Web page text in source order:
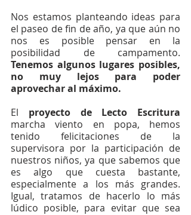
Nos estamos planteando ideas para
el paseo de fin de año, ya que aún no
nos es posible pensar en la
Tenemos algunos lugares posibles,
no muy lejos para poder
aprovechar al máximo.
El proyecto de Lecto Escritura
marcha viento en popa, hemos
tenido felicitaciones de la
supervisora por la participación de
nuestros niños, ya que sabemos que
es algo que cuesta bastante,
especialmente a los más grandes.
Igual, tratamos de hacerlo lo más
lúdico posible, para evitar que sea